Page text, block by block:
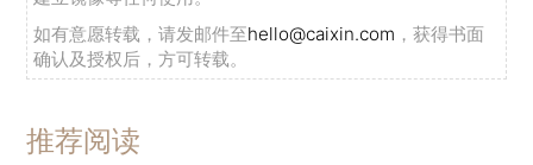
如有意愿转载，请发邮件至hello@caixin.com ，获得书面
确认及授权后，方可转载。
推荐阅读